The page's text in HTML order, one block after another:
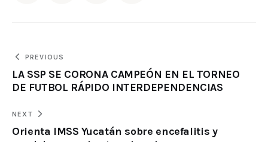
PREVIOUS
LA SSP SE CORONA CAMPEÓN EN EL TORNEO
DE FUTBOL RÁPIDO INTERDEPENDENCIAS
NEXT
Orienta IMSS Yucatán sobre encefalitis y